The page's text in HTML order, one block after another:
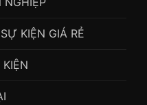
KIỆN GIÁ RẺ